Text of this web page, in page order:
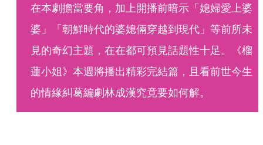
在本劇擔當要角，加上開播前暗示「媳婦愛上婆
婆」「朝鮮時代的婆媳倆穿越到現代」等前所未
見的奇幻主題，在在都可預見話題性十足。《榴
蓮小姐》本週將播出精彩完結篇，且看前世今生
的情緣糾葛編劇林成漢究竟要如何解。